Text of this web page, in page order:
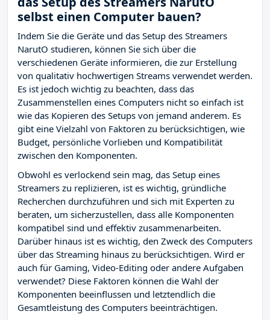
selbst einen Computer bauen?
Indem Sie die Geräte und das Setup des Streamers
NarutO studieren, können Sie sich über die
verschiedenen Geräte informieren, die zur Erstellung
von qualitativ hochwertigen Streams verwendet werden.
Es ist jedoch wichtig zu beachten, dass das
Zusammenstellen eines Computers nicht so einfach ist
wie das Kopieren des Setups von jemand anderem. Es
gibt eine Vielzahl von Faktoren zu berücksichtigen, wie
Budget, persönliche Vorlieben und Kompatibilität
zwischen den Komponenten.
Obwohl es verlockend sein mag, das Setup eines
Streamers zu replizieren, ist es wichtig, gründliche
Recherchen durchzuführen und sich mit Experten zu
beraten, um sicherzustellen, dass alle Komponenten
kompatibel sind und effektiv zusammenarbeiten.
Darüber hinaus ist es wichtig, den Zweck des Computers
über das Streaming hinaus zu berücksichtigen. Wird er
auch für Gaming, Video-Editing oder andere Aufgaben
verwendet? Diese Faktoren können die Wahl der
Komponenten beeinflussen und letztendlich die
Gesamtleistung des Computers beeinträchtigen.